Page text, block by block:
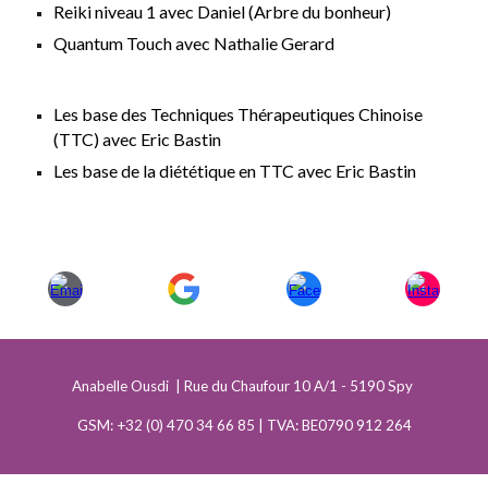
Reiki niveau 1 avec Daniel (Arbre du bonheur)
Quantum Touch avec Nathalie Gerard
Les base des Techniques Thérapeutiques Chinoise
(TTC) avec Eric Bastin
Les base de la diététique en TTC avec Eric Bastin
Anabelle Ousdi | Rue du Chaufour 10 A/1 - 5190 Spy
GSM: +32 (0) 470 34 66 85 | TVA: BE0790 912 264